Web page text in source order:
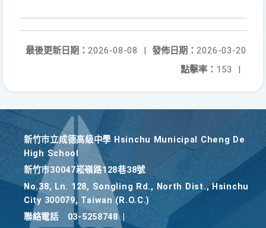
發佈日期： 2026-03-20
最後更新日期： 2026-08-08
|
點擊率： 153 |
新竹巿立成德高級中學 Hsinchu Municipal Cheng De
High School
新竹巿30047崧嶺路128巷38號
No.38, Ln. 128, Songling Rd., North Dist., Hsinchu
City 300079, Taiwan (R.O.C.)
聯絡電話
03-5258748